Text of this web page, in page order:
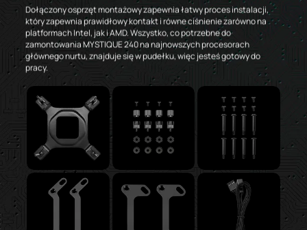
Dołączony osprzęt montażowy zapewnia łatwy proces instalacji,
który zapewnia prawidłowy kontakt i równe ciśnienie zarówno na
platformach Intel, jak i AMD. Wszystko, co potrzebne do
zamontowania MYSTIQUE 240 na najnowszych procesorach
głównego nurtu, znajduje się w pudełku, więc jesteś gotowy do
pracy.